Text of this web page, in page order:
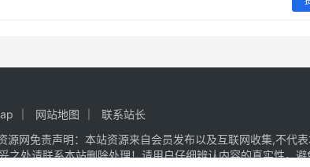
网站地图
联系站长
源网免责声明：本站资源来自会员发布以及互联网收集,不代
之处请联系本站删除处理！请用户仔细辨认内容的真实性，避